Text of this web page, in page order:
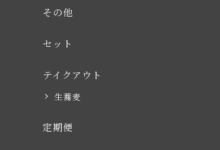
その他
セット
テイクアウト
生蕎麦
定期便